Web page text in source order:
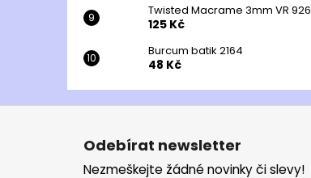
Twisted Macrame 3mm VR 926
125 Kč
Burcum batik 2164
48 Kč
Z
Odebírat newsletter
Nezmeškejte žádné novinky či slevy!